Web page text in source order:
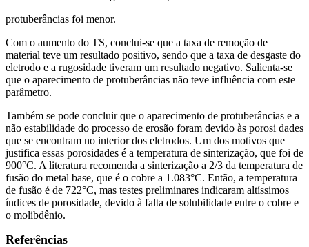
protuberâncias foi menor.
Com o aumento do TS, conclui-se que a taxa de remoção de
material teve um resultado positivo, sendo que a taxa de desgaste do
eletrodo e a rugosidade tiveram um resultado negativo. Salienta-se
que o aparecimento de protuberâncias não teve influência com este
parâmetro.
Também se pode concluir que o aparecimento de protuberâncias e a
não estabilidade do processo de erosão foram devido às porosi dades
que se encontram no interior dos eletrodos. Um dos motivos que
justifica essas porosidades é a temperatura de sinterização, que foi de
900°C. A literatura recomenda a sinterização a 2/3 da temperatura de
fusão do metal base, que é o cobre a 1.083°C. Então, a temperatura
de fusão é de 722°C, mas testes preliminares indicaram altíssimos
índices de porosidade, devido à falta de solubilidade entre o cobre e
o molibdênio.
Referências